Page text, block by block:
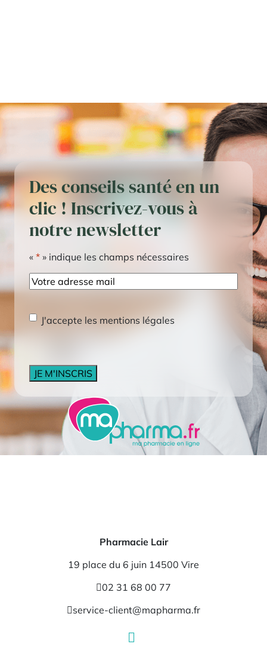
Des conseils santé en un
clic ! Inscrivez-vous à
notre newsletter
« * » indique les champs nécessaires
E-
mail
RGPD*
J'accepte les mentions légales
Pharmacie Lair
19 place du 6 juin 14500 Vire
02 31 68 00 77
service-client@mapharma.fr